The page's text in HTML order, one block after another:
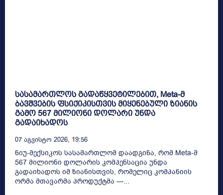
სასამართლოს გადაწყვეტილებით, Meta-მ
ბავშვების ფსიქიკისთვის მიყენებული ზიანის
გამო 567 მილიონი დოლარი უნდა
გადაიხადოს
07 Აგვისტო 2026, 19:56
ნიუ-მექსიკოს სასამართლომ დაადგინა, რომ Meta-მ
567 მილიონი დოლარის კომპენსაცია უნდა
გადაიხადოს იმ ზიანისთვის, რომელიც კომპანიის
ორმა მთავარმა პროდუქტმა —...